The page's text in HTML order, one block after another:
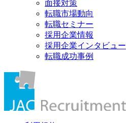
面接対策
転職市場動向
転職セミナー
採用企業情報
採用企業インタビュー
転職成功事例